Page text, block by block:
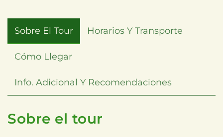
Sobre El Tour Horarios Y Transporte
Cómo Llegar
Info. Adicional Y Recomendaciones
Sobre el tour